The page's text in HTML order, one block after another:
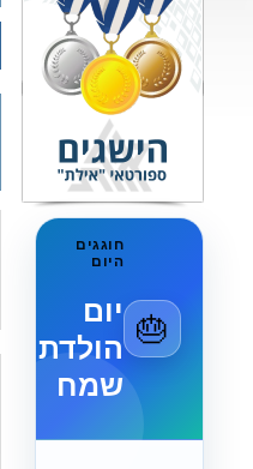
🎂
חוגגים
היום
יום
הולדת
שמח